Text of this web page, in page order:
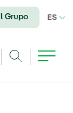
Grupo ES